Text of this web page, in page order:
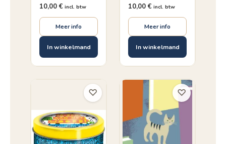
10,00 € incl. btw
Meer info
In winkelmand
10,00 € incl. btw
Meer info
In winkelmand
♡ ♡